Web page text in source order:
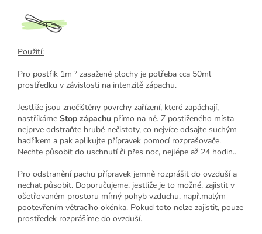
Použití:
Pro postřik 1m ² zasažené plochy je potřeba cca 50ml
prostředku v závislosti na intenzitě zápachu.
Jestliže jsou znečištěny povrchy zařízení, které zapáchají,
nastříkáme Stop zápachu přímo na ně. Z postiženého místa
nejprve odstraňte hrubé nečistoty, co nejvíce odsajte suchým
hadříkem a pak aplikujte přípravek pomocí rozprašovače.
Nechte působit do uschnutí či přes noc, nejlépe až 24 hodin..
Pro odstranění pachu přípravek jemně rozprášit do ovzduší a
nechat působit. Doporučujeme, jestliže je to možné, zajistit v
ošetřovaném prostoru mírný pohyb vzduchu, např.malým
pootevřením větracího okénka. Pokud toto nelze zajistit, pouze
prostředek rozprášíme do ovzduší.